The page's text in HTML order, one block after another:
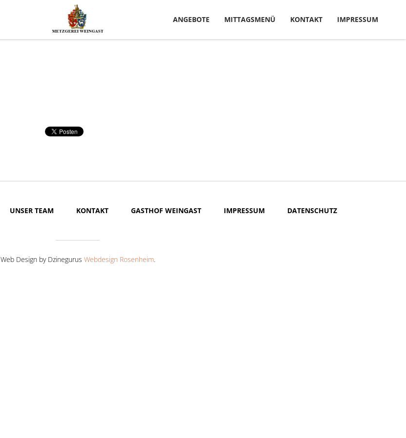
ANGEBOTE MITTAGSMENÜ KONTAKT IMPRESSUM
UNSER TEAM KONTAKT GASTHOF WEINGAST IMPRESSUM DATENSCHUTZ
Web Design by Dzinegurus Webdesign Rosenheim.